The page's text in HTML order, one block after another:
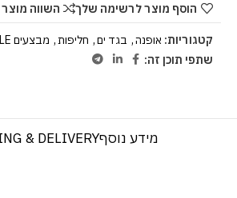
הוסף מוצר לרשימה שלך השווה
קטגוריות: אופנה, בגד ים, חליפות, מבצעים SALE
שתפי תוכן זה:
מידע נוסף& DELIVERY